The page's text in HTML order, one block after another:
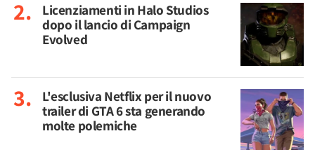
Licenziamenti in Halo Studios
dopo il lancio di Campaign
Evolved
L'esclusiva Netflix per il nuovo
trailer di GTA 6 sta generando
molte polemiche